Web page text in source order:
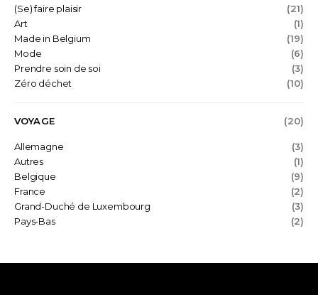
(Se) faire plaisir
(21)
Art
(1)
Made in Belgium
(19)
Mode
(6)
Prendre soin de soi
(3)
Zéro déchet
(10)
VOYAGE (20)
Allemagne
(3)
Autres
(1)
Belgique
(9)
France
(2)
Grand-Duché de Luxembourg
(3)
Pays-Bas
(2)